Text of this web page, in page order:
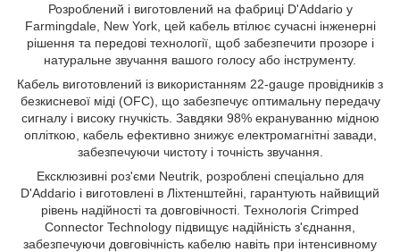
Розроблений і виготовлений на фабриці D'Addario у
Farmingdale, New York, цей кабель втілює сучасні інженерні
рішення та передові технології, щоб забезпечити прозоре і
натуральне звучання вашого голосу або інструменту.
Кабель виготовлений із використанням 22-gauge провідників з
безкисневої міді (OFC), що забезпечує оптимальну передачу
сигналу і високу гнучкість. Завдяки 98% екрануванню мідною
опліткою, кабель ефективно знижує електромагнітні завади,
забезпечуючи чистоту і точність звучання.
Ексклюзивні роз'єми Neutrik, розроблені спеціально для
D'Addario і виготовлені в Ліхтенштейні, гарантують найвищий
рівень надійності та довговічності. Технологія Crimped
Connector Technology підвищує надійність з'єднання,
забезпечуючи довговічність кабелю навіть при інтенсивному